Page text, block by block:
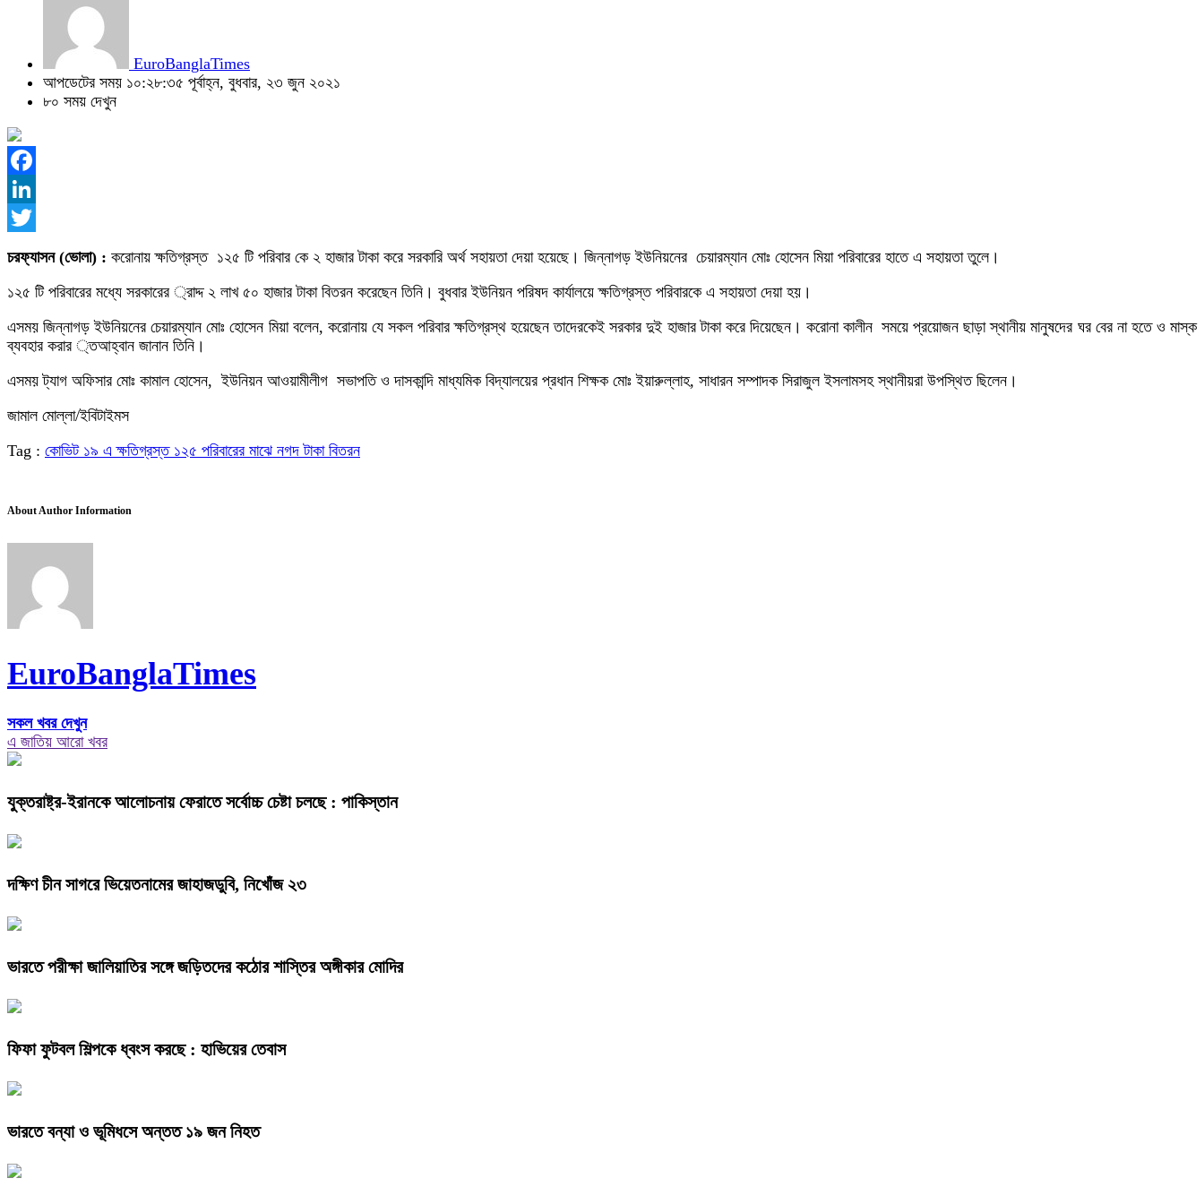
EuroBanglaTimes
আপডেটের সময় ১০:২৮:৩৫ পূর্বাহ্ন, বুধবার, ২৩ জুন ২০২১
৮০ সময় দেখুন
Facebook
LinkedIn
Twitter
চরফ্যাসন (ভোলা) : করোনায় ক্ষতিগ্রস্ত ১২৫ টি পরিবার কে ২ হাজার টাকা করে সরকারি অর্থ সহায়তা দেয়া হয়েছে। জিন্নাগড় ইউনিয়নের চেয়ারম্যান মোঃ হোসেন মিয়া পরিবারের হাতে এ সহায়তা তুলে।
১২৫ টি পরিবারের মধ্যে সরকারের ্রাদ্দ ২ লাখ ৫০ হাজার টাকা বিতরন করেছেন তিনি। বুধবার ইউনিয়ন পরিষদ কার্যালয়ে ক্ষতিগ্রস্ত পরিবারকে এ সহায়তা দেয়া হয়।
এসময় জিন্নাগড় ইউনিয়নের চেয়ারম্যান মোঃ হোসেন মিয়া বলেন, করোনায় যে সকল পরিবার ক্ষতিগ্রস্থ হয়েছেন তাদেরকেই সরকার দুই হাজার টাকা করে দিয়েছেন। করোনা কালীন সময়ে প্রয়োজন ছাড়া স্থানীয় মানুষদের ঘর বের না হতে ও মাস্ক
ব্যবহার করার ্তআহ্বান জানান তিনি।
এসময় ট্যাগ অফিসার মোঃ কামাল হোসেন, ইউনিয়ন আওয়ামীলীগ সভাপতি ও দাসকান্দি মাধ্যমিক বিদ্যালয়ের প্রধান শিক্ষক মোঃ ইয়ারুল্লাহ, সাধারন সম্পাদক সিরাজুল ইসলামসহ স্থানীয়রা উপস্থিত ছিলেন।
জামাল মোল্লা/ইবিটাইমস
Tag : কোভিট ১৯ এ ক্ষতিগ্রস্ত ১২৫ পরিবারের মাঝে নগদ টাকা বিতরন
About Author Information
EuroBanglaTimes
সকল খবর দেখুন
এ জাতিয় আরো খবর
যুক্তরাষ্ট্র-ইরানকে আলোচনায় ফেরাতে সর্বোচ্চ চেষ্টা চলছে : পাকিস্তান
দক্ষিণ চীন সাগরে ভিয়েতনামের জাহাজডুবি, নিখোঁজ ২৩
ভারতে পরীক্ষা জালিয়াতির সঙ্গে জড়িতদের কঠোর শাস্তির অঙ্গীকার মোদির
ফিফা ফুটবল শিল্পকে ধ্বংস করছে : হাভিয়ের তেবাস
ভারতে বন্যা ও ভূমিধসে অন্তত ১৯ জন নিহত